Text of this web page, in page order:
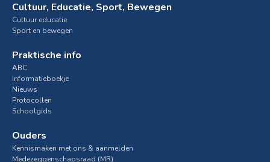
Cultuur, Educatie, Sport, Bewegen
Cultuur educatie
Sport en bewegen
Praktische info
ABC
Informatieboekje
Nieuws
Protocollen
Schoolgids
Ouders
Kennismaken met ons & aanmelden
Medezeggenschapsraad (MR)